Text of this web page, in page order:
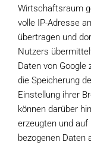
Wirtschaftsraum
volle IP-Adresse
übertragen und
Nutzers
Daten von
die Speicherung
Einstellung ihrer
können darüber
erzeugten und auf
bezogenen Daten